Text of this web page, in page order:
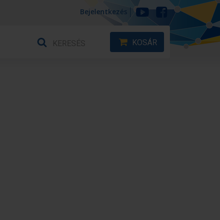
Bejelentkezés
KOSÁR